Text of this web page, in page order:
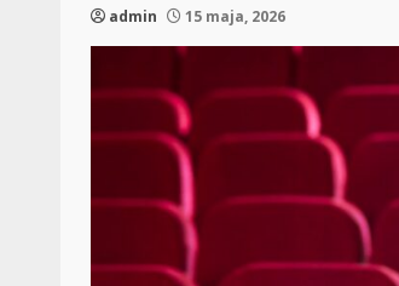
admin 15 maja, 2026